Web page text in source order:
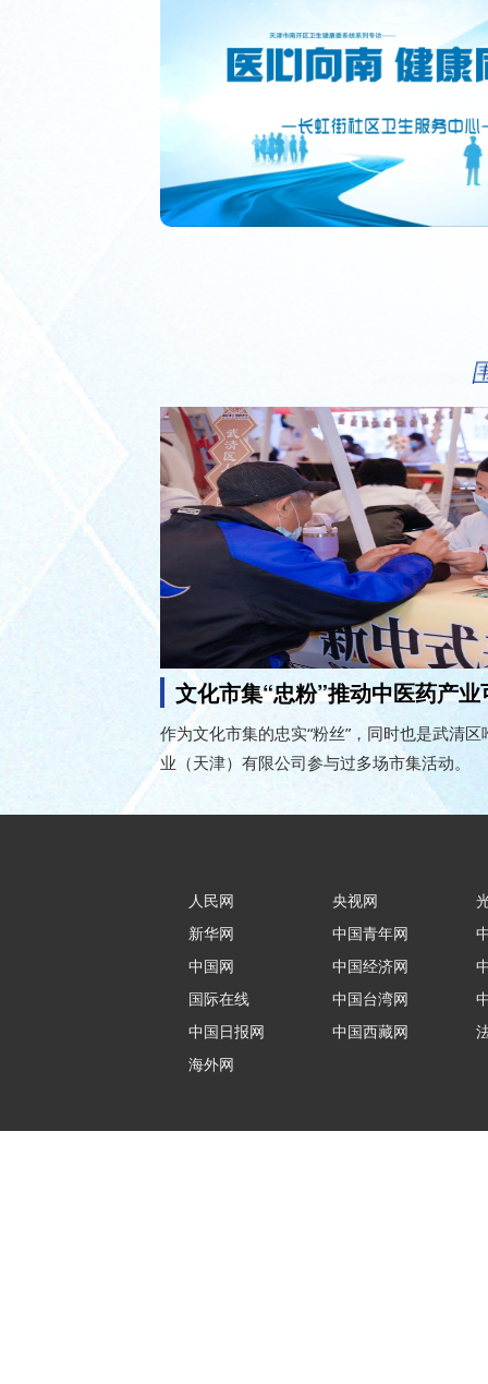
文化市集“忠粉”推动中医药产
作为文化市集的忠实“粉丝”，同时也是武清
业（天津）有限公司参与过多场市集活动。
人民网
新华网
中国网
国际在线
中国日报网
海外网
央视网
中国青年网
中国经济网
中国台湾网
中国西藏网